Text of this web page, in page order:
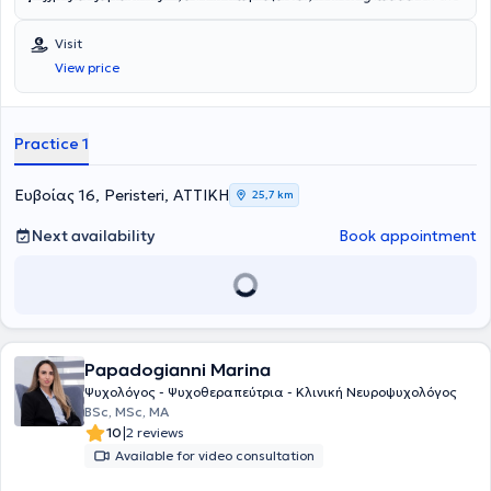
neurodegenerative diseases.
psychoeducation for families of patients with chronic physical and
psychiatric conditions.
Visit
View price
Practice 1
Ευβοίας 16, Peristeri, ΑΤΤΙΚΗ 25,7 km
Next availability Book appointment
Papadogianni Marina
Ψυχολόγος - Ψυχοθεραπεύτρια - Κλινική Νευροψυχολόγος
BSc, MSc, MA
10|2 reviews
Available for video consultation